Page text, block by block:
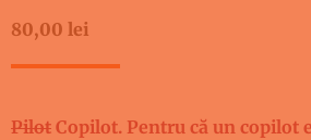
80,00 lei
Pilot Copilot. Pentru că un copilot